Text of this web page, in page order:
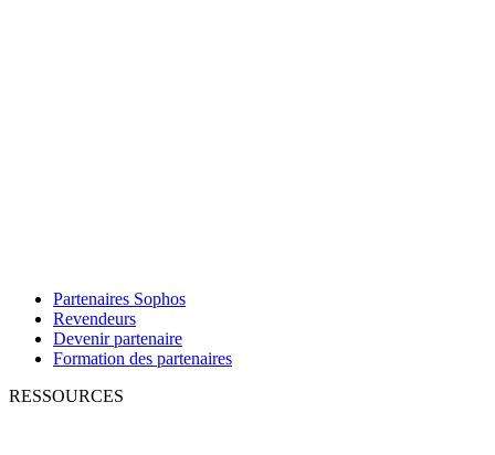
Partenaires Sophos
Revendeurs
Devenir partenaire
Formation des partenaires
RESSOURCES